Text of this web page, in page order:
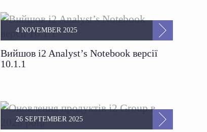
Вийшов i2 Analyst’s Notebook версії
10.1.1
4 NOVEMBER 2025
26 SEPTEMBER 2025